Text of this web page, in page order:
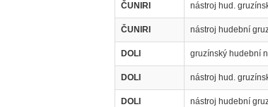
ČUNIRI nástroj hud.
ČUNIRI nástroj hudební
DOLI gruzínský hudební
DOLI nástroj hud.
DOLI nástroj hudební